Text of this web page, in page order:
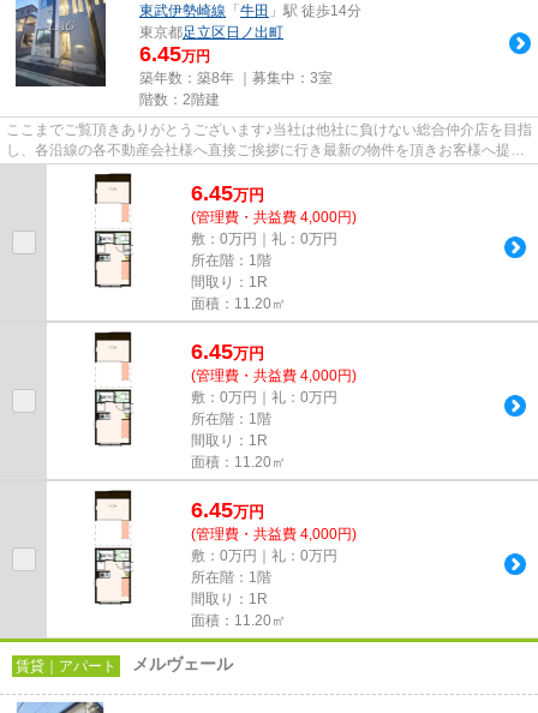
東武伊勢崎線 「 牛田 」駅 徒歩14分
東京都足立区 日ノ出町
6.45万円
築年数：築8年 ｜募集中： 3室
階数：2階建
ここまでご覧頂きありがとうございます♪当社は他社に負けない総合仲介店を目指
し、各沿線の各不動産会社様へ直接ご挨拶に行き最新の物件を頂きお客様へ提供
しております！最新の情報は...
6.45万円
(管理費・共益費 4,000円)
敷：0万円｜礼：0万円
所在階：1階
間取り：1R
面積：11.20㎡
6.45万円
(管理費・共益費 4,000円)
敷：0万円｜礼：0万円
所在階：1階
間取り：1R
面積：11.20㎡
6.45万円
(管理費・共益費 4,000円)
敷：0万円｜礼：0万円
所在階：1階
間取り：1R
面積：11.20㎡
賃貸｜アパート メルヴェール